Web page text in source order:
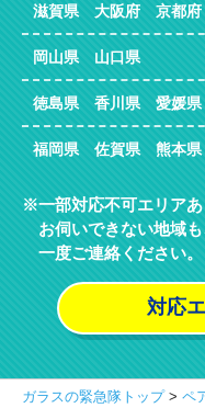
滋賀県 大阪府 京都
岡山県 山口県
徳島県 香川県 愛媛
福岡県 佐賀県 熊本
一部対応不可エリアあ
お伺いできない地域も
一度ご連絡ください。
対応
ガラスの緊急隊トップ> ペ